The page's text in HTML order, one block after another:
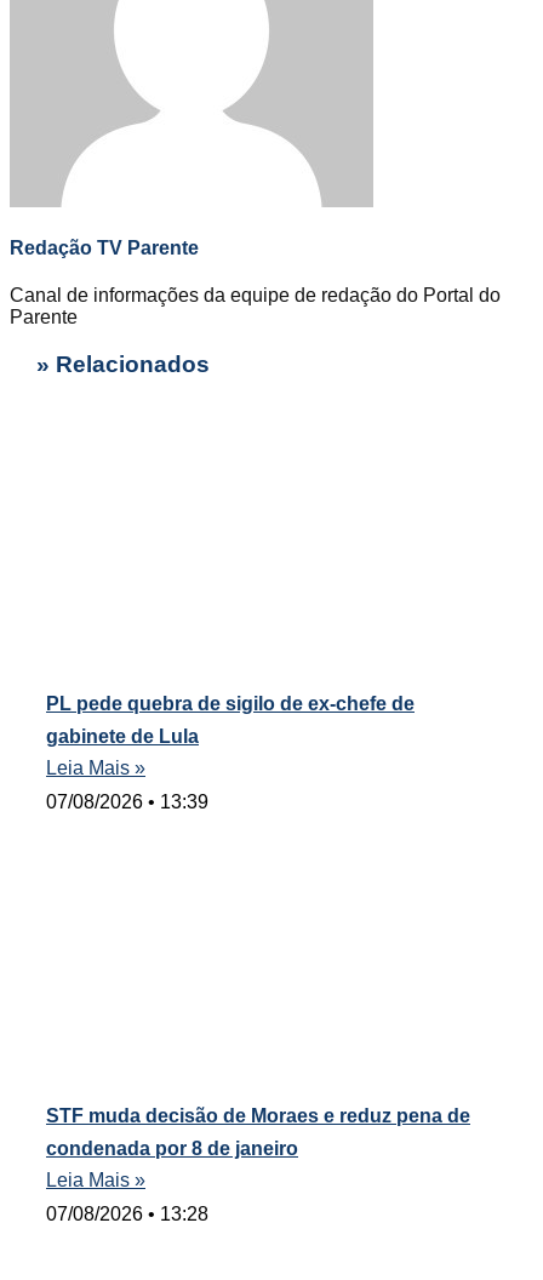
Redação TV Parente
Canal de informações da equipe de redação do Portal do
Parente
» Relacionados
PL pede quebra de sigilo de ex-chefe de
gabinete de Lula
Leia Mais »
07/08/2026
13:39
STF muda decisão de Moraes e reduz pena de
condenada por 8 de janeiro
Leia Mais »
07/08/2026
13:28